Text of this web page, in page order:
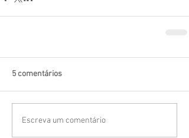
5 comentários
Escreva um comentário